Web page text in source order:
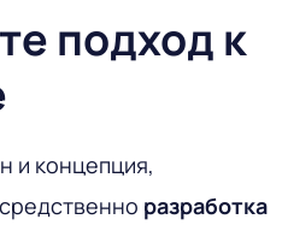
подход к
и концепция,
разработка